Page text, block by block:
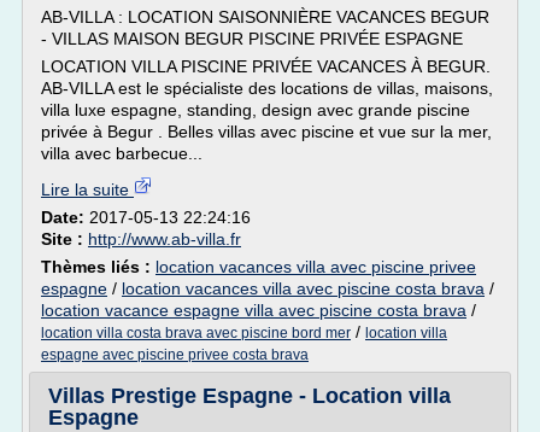
AB-VILLA : LOCATION SAISONNIÈRE VACANCES BEGUR
- VILLAS MAISON BEGUR PISCINE PRIVÉE ESPAGNE
LOCATION VILLA PISCINE PRIVÉE VACANCES À BEGUR.
AB-VILLA est le spécialiste des locations de villas, maisons,
villa luxe espagne, standing, design avec grande piscine
privée à Begur . Belles villas avec piscine et vue sur la mer,
villa avec barbecue...
Lire la suite
Date: 2017-05-13 22:24:16
Site : http://www.ab-villa.fr
Thèmes liés : location vacances villa avec piscine privee
espagne / location vacances villa avec piscine costa brava /
location vacance espagne villa avec piscine costa brava /
location villa costa brava avec piscine bord mer / location villa
espagne avec piscine privee costa brava
Villas Prestige Espagne - Location villa
Espagne